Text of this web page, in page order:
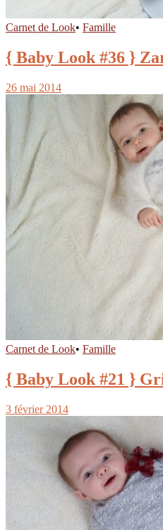
Carnet de Look• Famille
{ Baby Look #36 }
26 mai 2014
Carnet de Look• Famille
{ Baby Look #21 }
3 février 2014